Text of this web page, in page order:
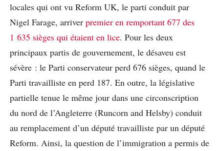
locales qui ont vu Reform UK, le parti conduit par
Nigel Farage, arriver premier en remportant 677 des
1 635 sièges qui étaient en lice. Pour les deux
principaux partis de gouvernement, le désaveu est
sévère : le Parti conservateur perd 676 sièges, quand le
Parti travailliste en perd 187. En outre, la législative
partielle tenue le même jour dans une circonscription
du nord de l’Angleterre (Runcorn and Helsby) conduit
au remplacement d’un député travailliste par un député
Reform. Ainsi, la question de l’immigration a permis de